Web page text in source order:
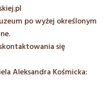
po wyżej określonym
się
Aleksandra Kośmicka: